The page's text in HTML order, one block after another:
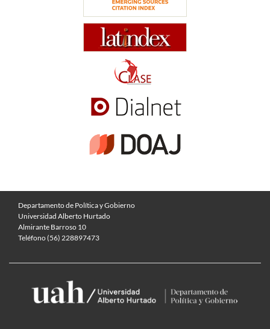
Departamento de Política y Gobierno
Universidad Alberto Hurtado
Almirante Barroso 10
Teléfono (56) 228897473